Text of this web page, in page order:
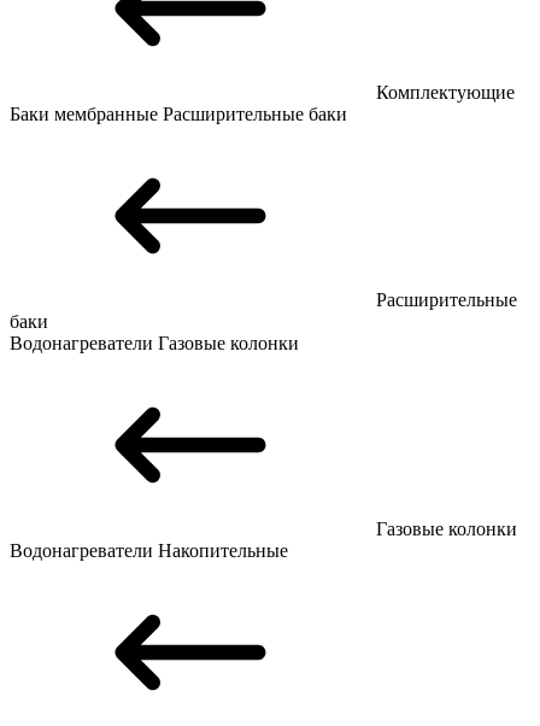
Комплектующие
Баки мембранные Расширительные баки
Расширительные
баки
Водонагреватели Газовые колонки
Газовые колонки
Водонагреватели Накопительные